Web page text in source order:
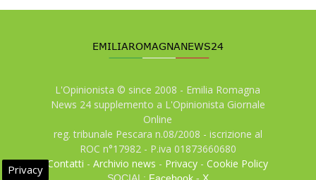
L'Opinionista © since 2008 - Emilia Romagna
News 24 supplemento a L'Opinionista Giornale
Online
reg. tribunale Pescara n.08/2008 - iscrizione al
ROC n°17982 - P.iva 01873660680
Contatti -Archivio news - Privacy -Cookie Policy
Privacy